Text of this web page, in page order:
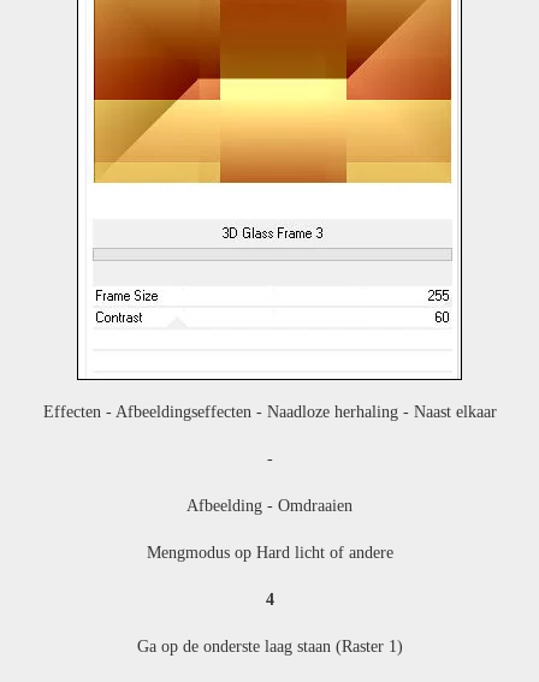
Effecten - Afbeeldingseffecten - Naadloze herhaling - Naast elkaar
-
Afbeelding - Omdraaien
Mengmodus op Hard licht of andere
4
Ga op de onderste laag staan (Raster 1)